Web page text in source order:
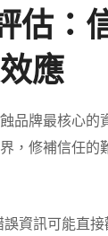
估：
應
品牌最核心
，修補信任的
誤資訊可能直接